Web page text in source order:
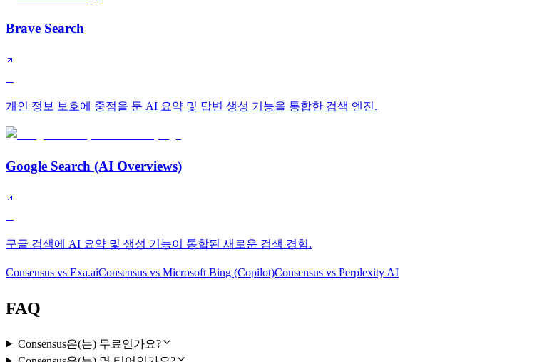
Brave Search
개인 정보 보호에 중점을 둔 AI 요약 및 답변 생성 기능을 통합한 검색 엔진.
Google Search (AI Overviews)
구글 검색에 AI 요약 및 생성 기능이 통합된 새로운 검색 경험.
Consensus vs Exa.aiConsensus vs Microsoft Bing (Copilot)Consensus vs Perplexity AI
FAQ
Consensus은(는) 무료인가요?